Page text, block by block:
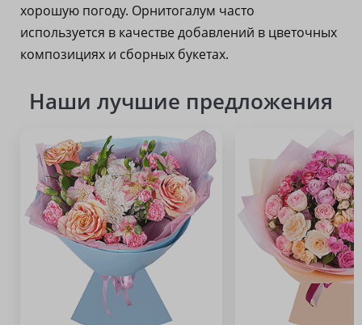
хорошую погоду. Орнитогалум часто
используется в качестве добавлений в цветочных
композициях и сборных букетах.
Наши лучшие предложения